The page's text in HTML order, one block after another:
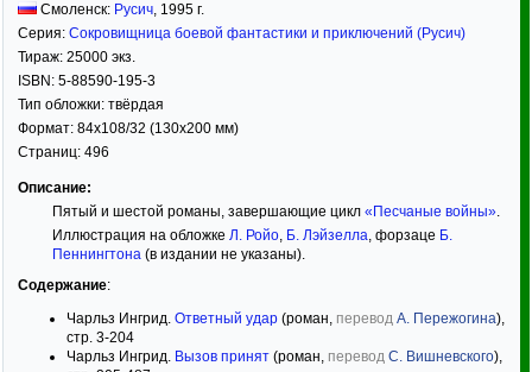
Смоленск: Русич, 1995 г.
Серия: Сокровищница боевой фантастики и приключений (Русич)
Тираж: 25000 экз.
ISBN: 5-88590-195-3
Тип обложки: твёрдая
Формат: 84x108/32 (130x200 мм)
Страниц: 496
Описание:
Пятый и шестой романы, завершающие цикл «Песчаные войны».
Иллюстрация на обложке Л. Ройо, Б. Лэйзелла, форзаце Б.
Пеннингтона(в издании не указаны).
Содержание:
Чарльз Ингрид. Ответный удар (роман, перевод А. Пережогина),
стр. 3-204
Чарльз Ингрид. Вызов принят (роман, перевод С. Вишневского),